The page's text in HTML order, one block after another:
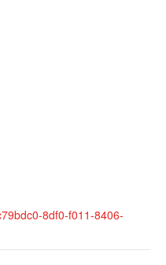
8df0-f011-8406-